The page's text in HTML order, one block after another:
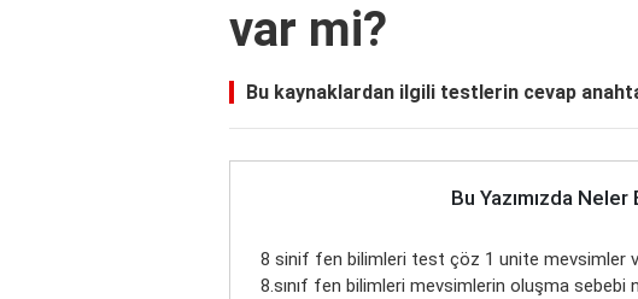
var mi?
Bu kaynaklardan ilgili testlerin cevap
Bu Yazımızda Neler
8 sinif fen bilimleri test çöz 1 unite mevsimler
8.sınıf fen bilimleri mevsimlerin oluşma sebebi